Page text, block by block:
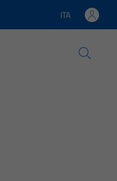
Lingua attiva:
ITA